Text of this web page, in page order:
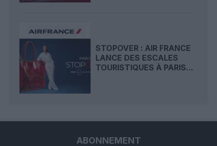
STOPOVER : AIR FRANCE
LANCE DES ESCALES
TOURISTIQUES À PARIS...
ABONNEMENT